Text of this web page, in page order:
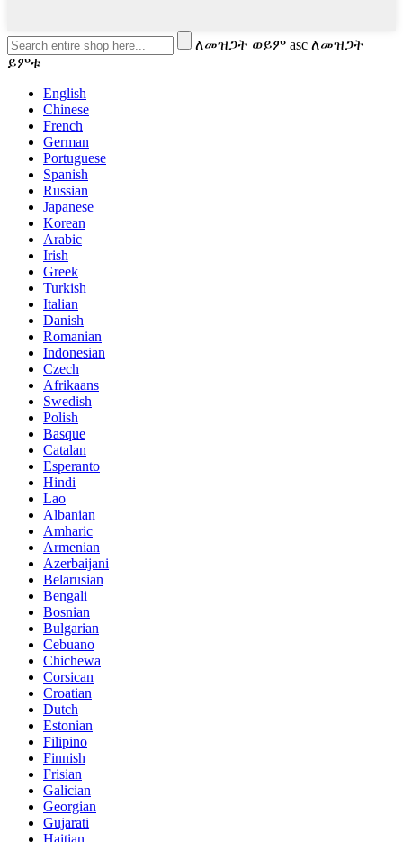
ለመዝጋት ወይም asc ለመዝጋት
ይምቱ
English
Chinese
French
German
Portuguese
Spanish
Russian
Japanese
Korean
Arabic
Irish
Greek
Turkish
Italian
Danish
Romanian
Indonesian
Czech
Afrikaans
Swedish
Polish
Basque
Catalan
Esperanto
Hindi
Lao
Albanian
Amharic
Armenian
Azerbaijani
Belarusian
Bengali
Bosnian
Bulgarian
Cebuano
Chichewa
Corsican
Croatian
Dutch
Estonian
Filipino
Finnish
Frisian
Galician
Georgian
Gujarati
Haitian